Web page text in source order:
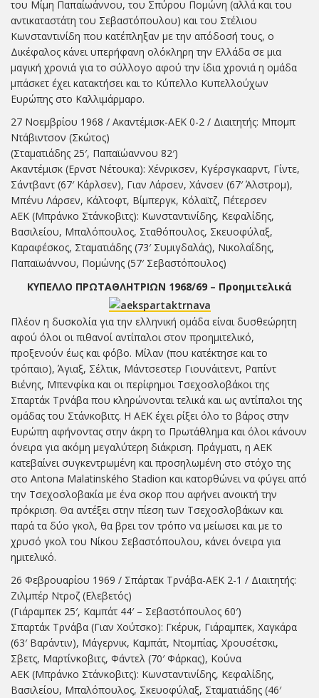
του Μίμη Παπαίωάννου, του Σπύρου Πομώνη (αλλά και του
αντικαταστάτη του Σεβαστόπουλου) και του Στέλιου
Κωνσταντινίδη που κατέπληξαν με την απόδοσή τους, ο
Δικέφαλος κάνει υπερήφανη ολόκληρη την Ελλάδα σε μια
μαγική χρονιά για το σύλλογο αφού την ίδια χρονιά η ομάδα
μπάσκετ έχει κατακτήσει και το Κύπελλο Κυπελλούχων
Ευρώπης στο Καλλιμάρμαρο.
27 Νοεμβρίου 1968 / Ακαντέμισκ-ΑΕΚ 0-2 / Διαιτητής: Μπομπ
Ντάβιντσον (Σκώτος)
(Σταματιάδης 25′, Παπαϊώαννου 82′)
Ακαντέμισκ (Ερνστ Νέτουκα): Χένρικσεν, Κγέρσγκααρντ, Γίντε,
Σάντβαντ (67′ Κάρλσεν), Γιαν Λάρσεν, Χάνσεν (67′ Άλστρομ),
Μπένυ Λάρσεν, Κάλτοφτ, Βίμπεργκ, Κόλαϊτζ, Πέτερσεν
ΑΕΚ (Μπράνκο Στάνκοβιτς): Κωνσταντινίδης, Κεφαλίδης,
Βασιλείου, Μπαλόπουλος, Σταθόπουλος, Σκευοφύλαξ,
Καραφέσκος, Σταματιάδης (73′ Συμιγδαλάς), Νικολαΐδης,
Παπαϊωάννου, Πομώνης (57′ Σεβαστόπουλος)
ΚΥΠΕΛΛΟ ΠΡΩΤΑΘΛΗΤΡΙΩΝ 1968/69 – Προημιτελικά
Πλέον η δυσκολία για την ελληνική ομάδα είναι δυσθεώρητη
αφού όλοι οι πιθανοί αντίπαλοι στον προημιτελικό,
προξενούν έως και φόβο. Μίλαν (που κατέκτησε και το
τρόπαιο), Άγιαξ, Σέλτικ, Μάντσεστερ Γιουνάιτεντ, Ραπίντ
Βιένης, Μπενφίκα και οι περίφημοι Τσεχοσλοβάκοι της
Σπαρτάκ Τρνάβα που κληρώνονται τελικά και ως αντίπαλοι της
ομάδας του Στάνκοβιτς. Η ΑΕΚ έχει ρίξει όλο το βάρος στην
Ευρώπη αφήνοντας στην άκρη το Πρωτάθλημα και όλοι κάνουν
όνειρα για ακόμη μεγαλύτερη διάκριση. Πράγματι, η ΑΕΚ
κατεβαίνει συγκεντρωμένη και προσηλωμένη στο στόχο της
στο Antona Malatinského Stadion και κατορθώνει να φύγει από
την Τσεχοσλοβακία με ένα σκορ που αφήνει ανοικτή την
πρόκριση. Θα αντέξει στην πίεση των Τσεχοσλοβάκων και
παρά τα δύο γκολ, θα βρει τον τρόπο να μείωσει και με το
χρυσό γκολ του Νίκου Σεβαστόπουλου, κάνει όνειρα για
ημιτελικό.
26 Φεβρουαρίου 1969 / Σπάρτακ Τρνάβα-ΑΕΚ 2-1 / Διαιτητής:
Ζιλμπέρ Ντροζ (Ελεβετός)
(Γιάραμπεκ 25′, Καμπάτ 44′ – Σεβαστόπουλος 60′)
Σπαρτάκ Τρνάβα (Γιαν Χούτσκο): Γκέρυκ, Γιάραμπεκ, Χαγκάρα
(63′ Βαράντιν), Μάγερνικ, Καμπάτ, Ντομπίας, Χρουσέτσκι,
Σβετς, Μαρτίνκοβιτς, Φάντελ (70′ Φάρκας), Κούνα
ΑΕΚ (Μπράνκο Στάνκοβιτς): Κωνσταντινίδης, Κεφαλίδης,
Βασιλείου, Μπαλόπουλος, Σκευοφύλαξ, Σταματιάδης (46′